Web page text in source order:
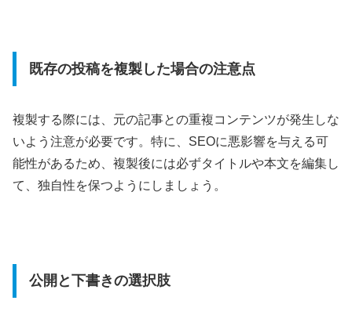
既存の投稿を複製した場合の注意点
複製する際には、元の記事との重複コンテンツが発生しな
いよう注意が必要です。特に、SEOに悪影響を与える可
能性があるため、複製後には必ずタイトルや本文を編集し
て、独自性を保つようにしましょう。
公開と下書きの選択肢